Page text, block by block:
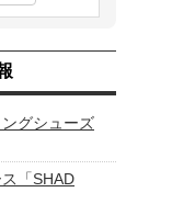
グシューズ
「SHAD